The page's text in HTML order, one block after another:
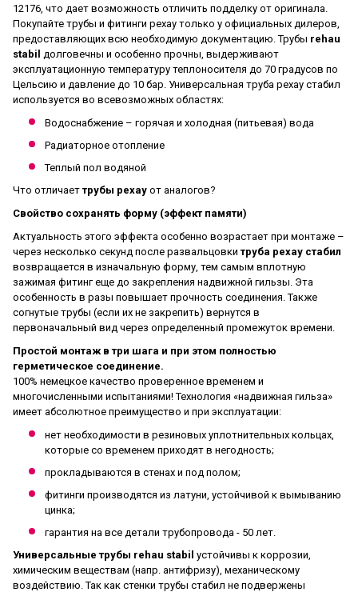
12176, что дает возможность отличить подделку от оригинала.
Покупайте трубы и фитинги рехау только у официальных дилеров,
предоставляющих всю необходимую документацию. Трубы rehau
stabil долговечны и особенно прочны, выдерживают
эксплуатационную температуру теплоносителя до 70 градусов по
Цельсию и давление до 10 бар. Универсальная труба рехау стабил
используется во всевозможных областях:
Водоснабжение – горячая и холодная (питьевая) вода
Радиаторное отопление
Теплый пол водяной
Что отличаеттрубы рехау от аналогов?
Свойство сохранять форму (эффект памяти)
Актуальность этого эффекта особенно возрастает при монтаже –
через несколько секунд после развальцовкитруба рехау стабил
возвращается в изначальную форму, тем самым вплотную
зажимая фитинг еще до закрепления надвижной гильзы. Эта
особенность в разы повышает прочность соединения. Также
согнутые трубы (если их не закрепить) вернутся в
первоначальный вид через определенный промежуток времени.
Простой монтаж в три шага и при этом полностью
герметическое соединение.
100% немецкое качество проверенное временем и
многочисленными испытаниями! Технология «надвижная гильза»
имеет абсолютное преимущество и при эксплуатации:
нет необходимости в резиновых уплотнительных кольцах,
которые со временем приходят в негодность;
прокладываются в стенах и под полом;
фитинги производятся из латуни, устойчивой к вымыванию
цинка;
гарантия на все детали трубопровода - 50 лет.
Универсальные трубы rehau stabil устойчивы к коррозии,
химическим веществам (напр. антифризу), механическому
воздействию. Так как стенки трубы стабил не подвержены